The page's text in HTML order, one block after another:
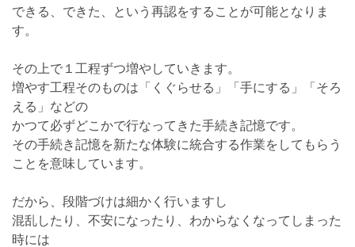
できる、できた、という再認をすることが可能となりま
す。
その上で１工程ずつ増やしていきます。
増やす工程そのものは「くぐらせる」「手にする」「そろ
える」などの
かつて必ずどこかで行なってきた手続き記憶です。
その手続き記憶を新たな体験に統合する作業をしてもらう
ことを意味しています。
だから、段階づけは細かく行いますし
混乱したり、不安になったり、わからなくなってしまった
時には